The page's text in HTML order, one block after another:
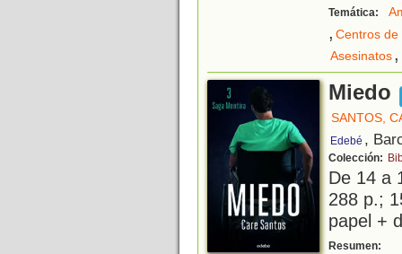
Temática:
, Centros de
Asesinatos,
Miedo
SANTOS,
Edebé ,
Colección:
De 14 a
288 p.;
papel +
Resumen: